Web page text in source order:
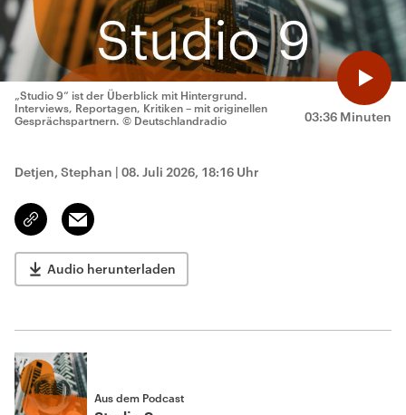
03:36 Minuten
„Studio 9“ ist der Überblick mit Hintergrund.
Interviews, Reportagen, Kritiken – mit originellen
Gesprächspartnern. © Deutschlandradio
Detjen, Stephan | 08. Juli 2026, 18:16 Uhr
Link
kopieren/teilen
Email
Audio herunterladen
Aus dem Podcast